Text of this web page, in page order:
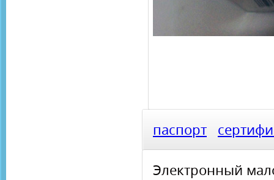
паспорт
Электронный